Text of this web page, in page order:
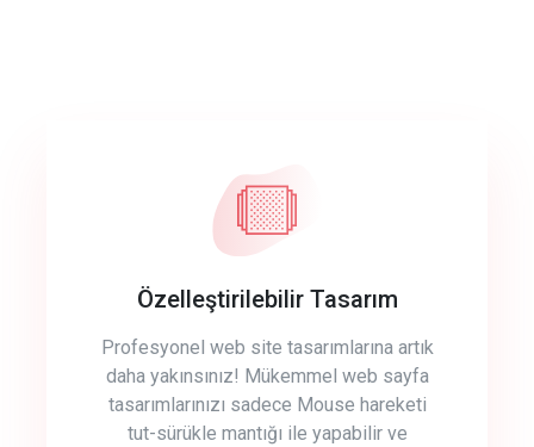
Özelleştirilebilir Tasarım
Profesyonel web site tasarımlarına artık
daha yakınsınız! Mükemmel web sayfa
tasarımlarınızı sadece Mouse hareketi
tut-sürükle mantığı ile yapabilir ve